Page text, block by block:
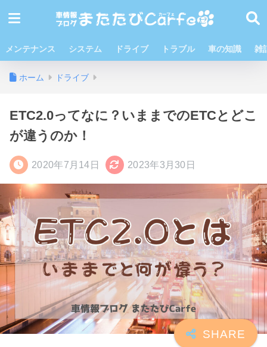
メンテナンス システム ドライブ トラブル 車の知識 雑
ホーム ドライブ
ETC2.0ってなに？いままでのETCとどこ
が違うのか！
2020年7月14日 2023年3月30日